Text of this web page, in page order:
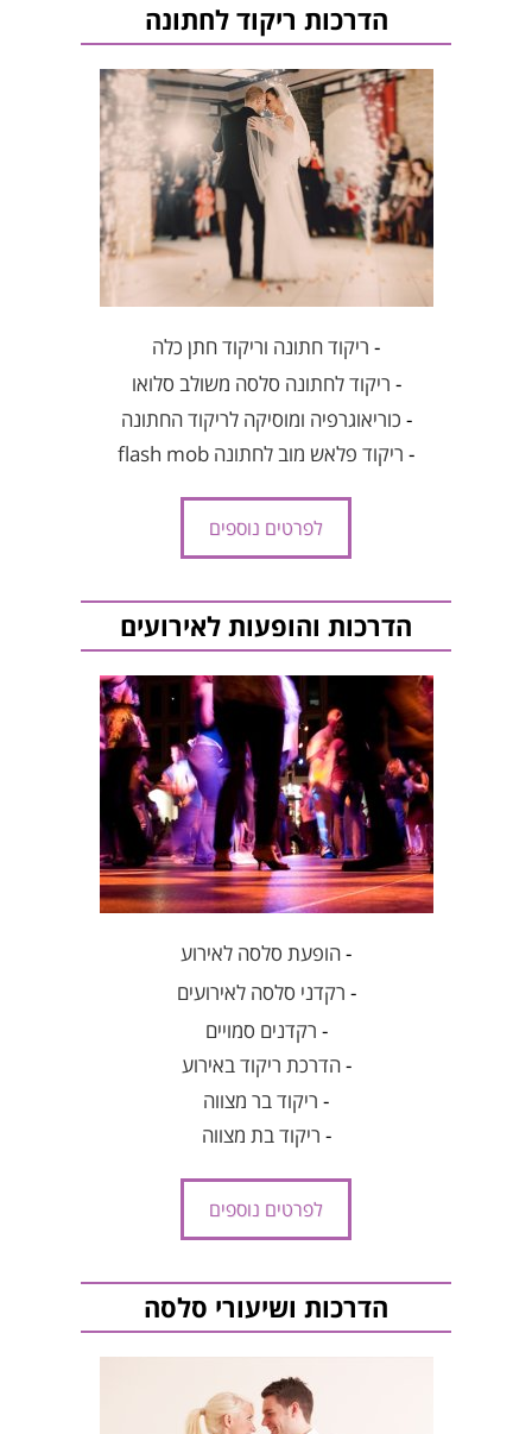
הדרכות ריקוד לחתונה
- ריקוד חתונה וריקוד חתן כלה
- ריקוד לחתונה סלסה משולב סלואו
- כוריאוגרפיה ומוסיקה לריקוד החתונה
- ריקוד פלאש מוב לחתונה flash mob
לפרטים נוספים
הדרכות והופעות לאירועים
-הופעת סלסה לאירוע
- רקדני סלסה לאירועים
- רקדנים סמויים
-הדרכת ריקוד באירוע
- ריקוד בר מצווה
- ריקוד בת מצווה
לפרטים נוספים
הדרכות ושיעורי סלסה